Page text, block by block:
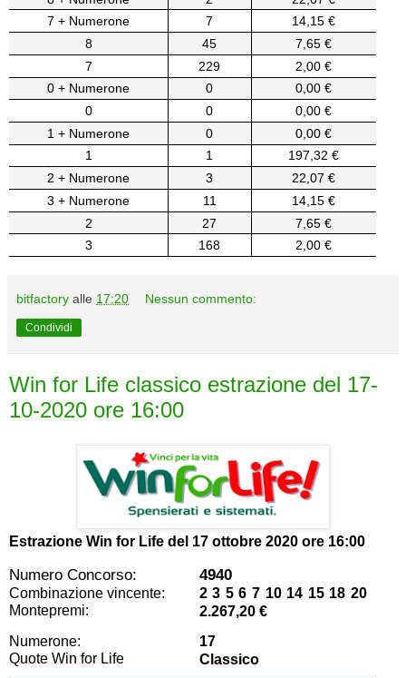
7 + Numerone
7
14,15 €
8
45
7,65 €
7
229
2,00 €
0 + Numerone
0
0,00 €
0
0
0,00 €
1 + Numerone
0
0,00 €
1
1
197,32 €
2 + Numerone
3
22,07 €
3 + Numerone
11
14,15 €
2
27
7,65 €
3
168 2,00 €
bitfactory alle 17:20 Nessun commento:
Condividi
Win for Life classico estrazione del 17-
10-2020 ore 16:00
Estrazione Win for Life del 17 ottobre 2020 ore 16:00
Numero Concorso: 4940
Combinazione vincente:
2 3 5 6 7 10 14 15 18 20
Montepremi:
2.267,20 €
Numerone:
17
Quote Win for Life
Classico